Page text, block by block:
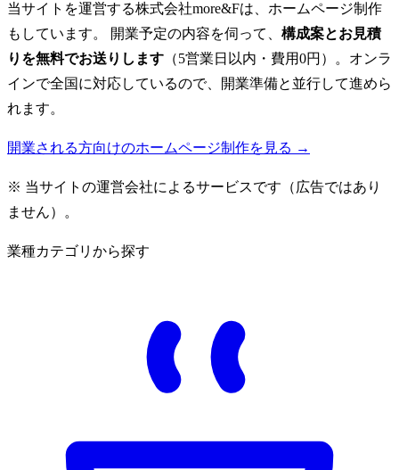
当サイトを運営する株式会社more&Fは、ホームページ制作
もしています。 開業予定の内容を伺って、 構成案とお見積
りを無料でお送りします （5営業日以内・費用0円）。オンラ
インで全国に対応しているので、開業準備と並行して進めら
れます。
開業される方向けのホームページ制作を見る →
※ 当サイトの運営会社によるサービスです（広告ではあり
ません）。
業種カテゴリから探す